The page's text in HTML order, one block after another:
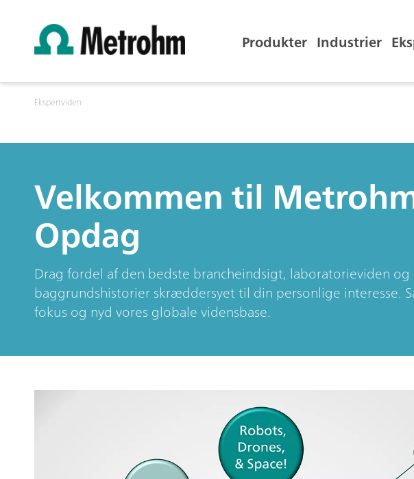
Produkter Industrier
Ekspertviden
Velkommen til
Opdag
Drag fordel af den bedste brancheindsigt, laboratorieviden
baggrundshistorier skræddersyet til din personlige interesse.
fokus og nyd vores globale vidensbase.